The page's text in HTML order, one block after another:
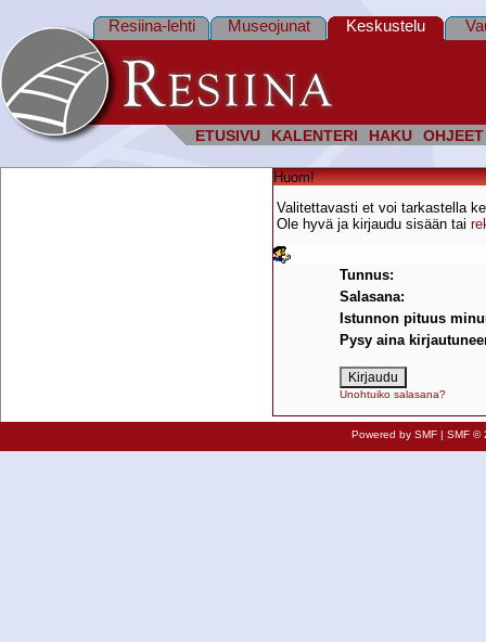
ETUSIVU KALENTERI HAKU OHJEET
Resiina-lehti Museojunat Keskustelu
Huom!
Valitettavasti et voi tarkastella
Ole hyvä ja kirjaudu sisään tai
Tunnus:
Salasana:
Istunnon pituus
Pysy aina
Unohtuiko salasana?
Powered by SMF| SMF ©